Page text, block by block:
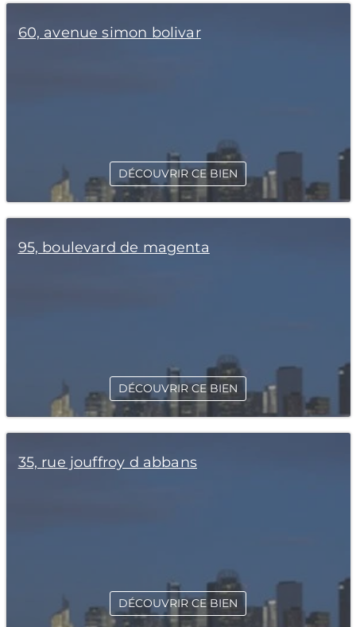
60, avenue simon bolivar
DÉCOUVRIR CE BIEN
95, boulevard de magenta
DÉCOUVRIR CE BIEN
35, rue jouffroy d abbans
DÉCOUVRIR CE BIEN